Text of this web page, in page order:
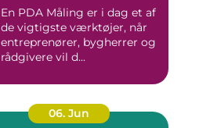
En PDA Måling er i dag et af
de vigtigste værktøjer, når
entreprenører, bygherrer og
rådgivere vil d...
06. Jun